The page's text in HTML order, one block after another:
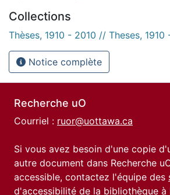
Collections
Thèses, 1910 - 2010 // Theses, 1910
Notice complète
Recherche uO
Courriel : ruor@uottawa.ca
Si vous avez besoin d'une copie
autre document dans Recherche
accessible, contactez l'équipe des
d'accessibilité de la bibliothèque à